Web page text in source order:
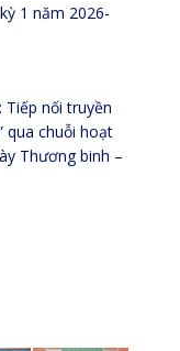
1 năm 2026-
Tiếp nối truyền
qua chuỗi hoạt
Thương binh –